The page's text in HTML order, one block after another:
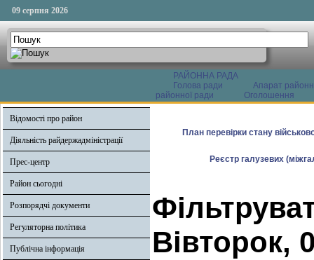
09 серпня 2026
РАЙОННА РАДА
Голова ради
Апарат
районної ради
Оголошення
Відомості про район
Діяльність райдержадміністрації
Прес-центр
Район сьогодні
Розпорядчі документи
Регуляторна політика
Публічна інформація
План перевірки стану
Реєстр галузевих
Вівторок,